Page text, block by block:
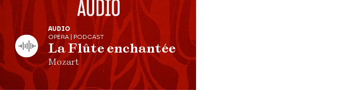
AUDIO
OPERA | PODCAST
La Flûte enchantée
Mozart